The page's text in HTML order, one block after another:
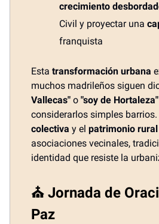
crecimiento
Civil y proyectar una
franquista
Esta transformación urbana
muchos madrileños siguen
Vallecas" o "soy de Hortaleza"
considerarlos simples barrios.
colectiva y el patrimonio rural
asociaciones vecinales,
identidad que resiste la
⛪ Jornada de
Paz